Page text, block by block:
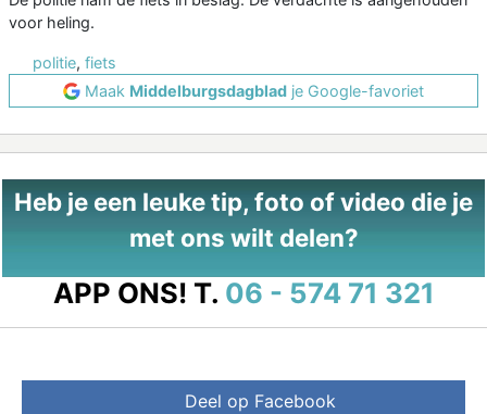
voor heling.
politie, fiets
Maak Middelburgsdagblad je Google-favoriet
Heb je een leuke tip, foto of video die je
met ons wilt delen?
APP ONS! T. 06 - 574 71 321
Deel op Facebook